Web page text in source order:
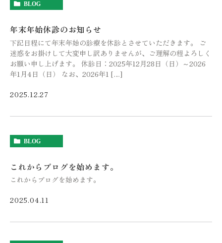
BLOG
年末年始休診のお知らせ
下記日程にて年末年始の診療を休診とさせていただきます。 ご
迷惑をお掛けして大変申し訳ありませんが、ご理解の程よろしく
お願い申し上げます。 休診日：2025年12月28日（日）～2026
年1月4日（日） なお、2026年1 […]
2025.12.27
BLOG
これからブログを始めます。
これからブログを始めます。
2025.04.11